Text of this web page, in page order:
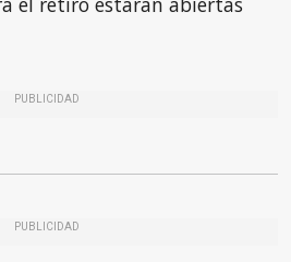
PUBLICIDAD
PUBLICIDAD